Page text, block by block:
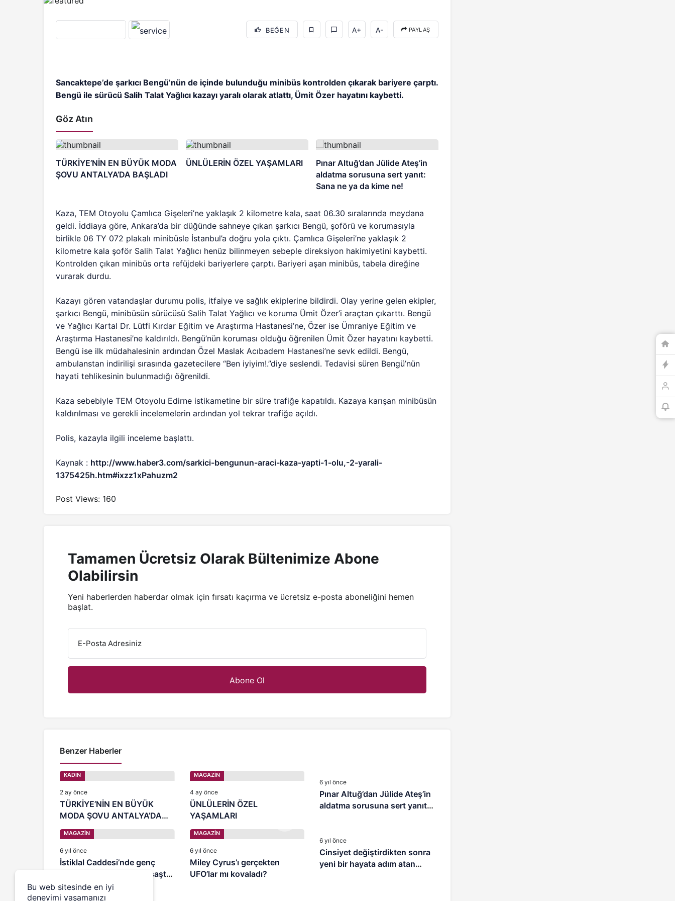
BEĞEN A+ A- PAYLAŞ
Sancaktepe’de şarkıcı Bengü’nün de içinde bulunduğu minibüs kontrolden çıkarak bariyere çarptı.
Bengü ile sürücü Salih Talat Yağlıcı kazayı yaralı olarak atlattı, Ümit Özer hayatını kaybetti.
Göz Atın
TÜRKİYE’NİN EN BÜYÜK MODA
ŞOVU ANTALYA’DA BAŞLADI
ÜNLÜLERİN ÖZEL YAŞAMLARI
Pınar Altuğ’dan Jülide Ateş’in
aldatma sorusuna sert yanıt:
Sana ne ya da kime ne!
Kaza, TEM Otoyolu Çamlıca Gişeleri’ne yaklaşık 2 kilometre kala, saat 06.30 sıralarında meydana
geldi. İddiaya göre, Ankara’da bir düğünde sahneye çıkan şarkıcı Bengü, şoförü ve korumasıyla
birlikle 06 TY 072 plakalı minibüsle İstanbul’a doğru yola çıktı. Çamlıca Gişeleri’ne yaklaşık 2
kilometre kala şoför Salih Talat Yağlıcı henüz bilinmeyen sebeple direksiyon hakimiyetini kaybetti.
Kontrolden çıkan minibüs orta refüjdeki bariyerlere çarptı. Bariyeri aşan minibüs, tabela direğine
vurarak durdu.
Kazayı gören vatandaşlar durumu polis, itfaiye ve sağlık ekiplerine bildirdi. Olay yerine gelen ekipler,
şarkıcı Bengü, minibüsün sürücüsü Salih Talat Yağlıcı ve koruma Ümit Özer’i araçtan çıkarttı. Bengü
ve Yağlıcı Kartal Dr. Lütfi Kırdar Eğitim ve Araştırma Hastanesi’ne, Özer ise Ümraniye Eğitim ve
Araştırma Hastanesi’ne kaldırıldı. Bengü’nün koruması olduğu öğrenilen Ümit Özer hayatını kaybetti.
Bengü ise ilk müdahalesinin ardından Özel Maslak Acıbadem Hastanesi’ne sevk edildi. Bengü,
ambulanstan indirilişi sırasında gazetecilere “Ben iyiyim!.”diye seslendi. Tedavisi süren Bengü’nün
hayati tehlikesinin bulunmadığı öğrenildi.
Kaza sebebiyle TEM Otoyolu Edirne istikametine bir süre trafiğe kapatıldı. Kazaya karışan minibüsün
kaldırılması ve gerekli incelemelerin ardından yol tekrar trafiğe açıldı.
Polis, kazayla ilgili inceleme başlattı.
Kaynak : http://www.haber3.com/sarkici-bengunun-araci-kaza-yapti-1-olu,-2-yarali-
1375425h.htm#ixzz1xPahuzm2
Post Views: 160
Tamamen Ücretsiz Olarak Bültenimize Abone
Olabilirsin
Yeni haberlerden haberdar olmak için fırsatı kaçırma ve ücretsiz e-posta aboneliğini hemen
başlat.
E-Posta Adresiniz
Benzer Haberler
KADIN
2 ay önce
TÜRKİYE’NİN EN BÜYÜK
MODA ŞOVU ANTALYA’DA
BAŞLADI
MAGAZİN
4 ay önce
ÜNLÜLERİN ÖZEL
YAŞAMLARI
6 yıl önce
Pınar Altuğ’dan Jülide Ateş’in
aldatma sorusuna sert yanıt:
MAGAZİN
6 yıl önce
İstiklal Caddesi’nde genç
kadının yaptığını gören şaştı
kaldı!
MAGAZİN
6 yıl önce
Miley Cyrus’ı gerçekten
UFO’lar mı kovaladı?
6 yıl önce
Cinsiyet değiştirdikten sonra
yeni bir hayata adım atan
Bu web sitesinde en iyi
deneyimi yaşamanızı